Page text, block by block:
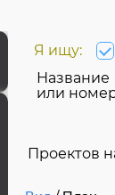
Я ищу:
Название
или
Проектов